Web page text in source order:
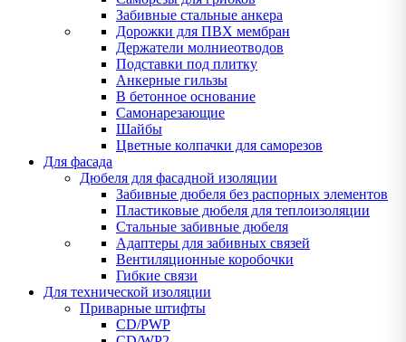
Забивные стальные анкера
Дорожки для ПВХ мембран
Держатели молниеотводов
Подставки под плитку
Анкерные гильзы
В бетонное основание
Самонарезающие
Шайбы
Цветные колпачки для саморезов
Для фасада
Дюбеля для фасадной изоляции
Забивные дюбеля без распорных элементов
Пластиковые дюбеля для теплоизоляции
Стальные забивные дюбеля
Адаптеры для забивных связей
Вентиляционные коробочки
Гибкие связи
Для технической изоляции
Приварные штифты
CD/PWP